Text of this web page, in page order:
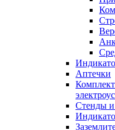
Аптечки
Стенды